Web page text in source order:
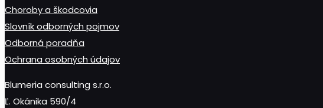
Choroby a škodcovia
Slovník odborných pojmov
Odborná poradňa
Ochrana osobných údajov
Blumeria consulting s.r.o.
Ľ. Okánika 590/4